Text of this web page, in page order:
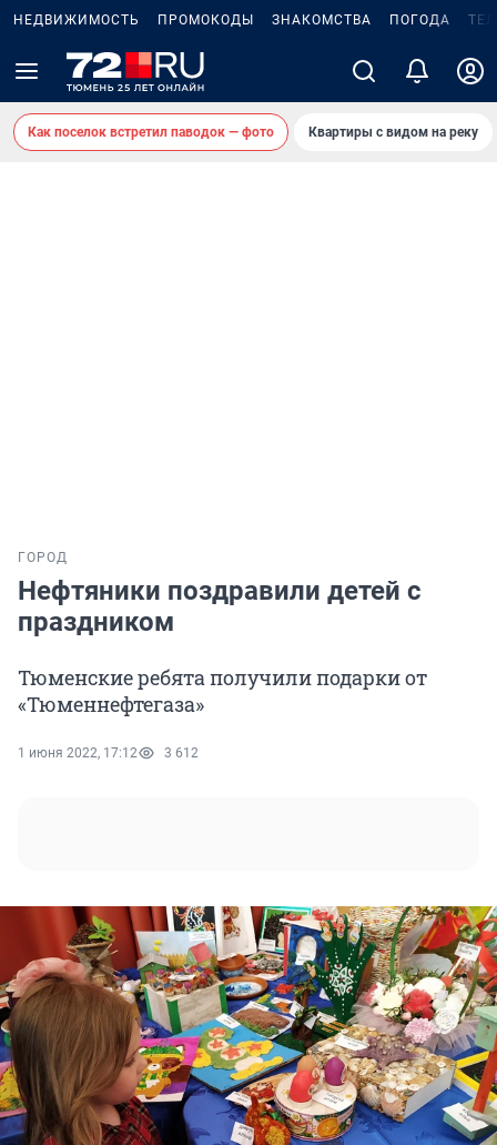
НЕДВИЖИМОСТЬ ПРОМОКОДЫ ЗНАКОМСТВА ПОГОДА
Как поселок встретил паводок — фото Квартиры с видом на реку
ГОРОД
Нефтяники поздравили детей с
праздником
Тюменские ребята получили подарки от
«Тюменнефтегаза»
1 июня 2022, 17:12 3 612